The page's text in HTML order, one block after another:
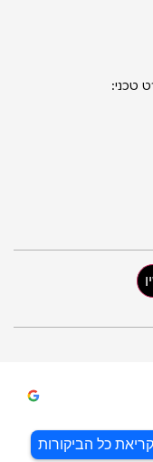
כל הביקורות